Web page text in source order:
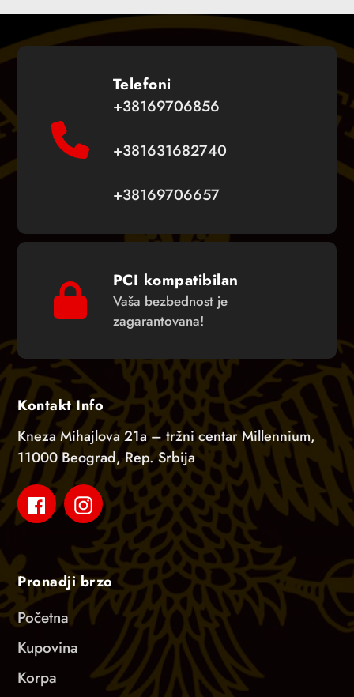
Telefoni
+38169706856
+381631682740
+38169706657
PCI kompatibilan
Vaša bezbednost je
zagarantovana!
Kontakt Info
Kneza Mihajlova 21a – tržni centar Millennium,
11000 Beograd, Rep. Srbija
FacebookInstagram
Pronadji brzo
Početna
Kupovina
Korpa